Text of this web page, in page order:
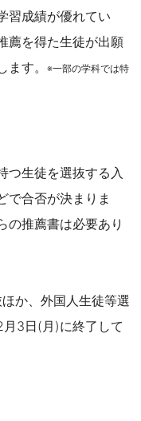
習成績が優れてい
薦を得た生徒が出願
す。
※一部の学科では特
つ生徒を選抜する入
で合否が決まりま
の推薦書は必要あり
か、外国人生徒等選
3日(月)に終了して